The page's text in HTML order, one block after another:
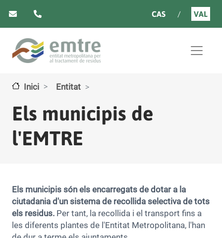
CAS VAL
Inici Entitat
Els municipis de
l'EMTRE
Els municipis són els encarregats de dotar a la
ciutadania d'un sistema de recollida selectiva de tots
els residus. Per tant, la recollida i el transport fins a
les diferents plantes de l'Entitat Metropolitana, l'han